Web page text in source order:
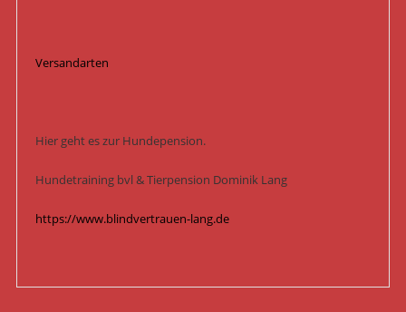
Versandarten
Hier geht es zur Hundepension.
Hundetraining bvl & Tierpension Dominik Lang
https://www.blindvertrauen-lang.de